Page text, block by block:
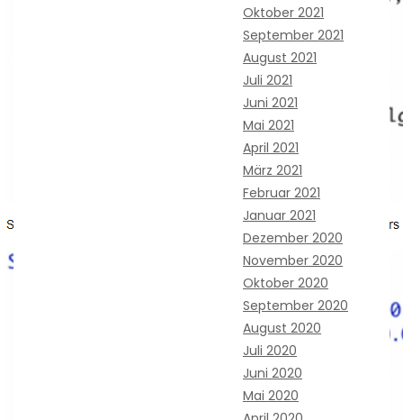
Oktober 2021
September 2021
August 2021
Juli 2021
Juni 2021
Mai 2021
April 2021
März 2021
Februar 2021
Januar 2021
Dezember 2020
November 2020
Oktober 2020
September 2020
August 2020
Juli 2020
Juni 2020
Mai 2020